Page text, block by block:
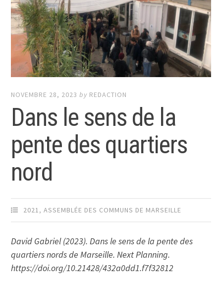
NOVEMBRE 28, 2023 by REDACTION
Dans le sens de la
pente des quartiers
nord
2021,ASSEMBLÉE DES COMMUNS DE MARSEILLE
David Gabriel (2023). Dans le sens de la pente des
quartiers nords de Marseille. Next Planning.
https://doi.org/10.21428/432a0dd1.f7f32812